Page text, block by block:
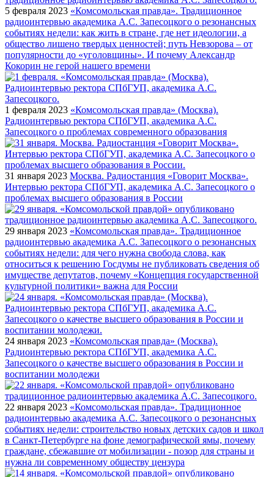
5 февраля 2023 «Комсомольская правда». Традиционное
радиоинтервью академика А.С. Запесоцкого о резонансных
событиях недели: как жить в стране, где нет идеологии, а
общество лишено твердых ценностей; путь Невзорова – от
популярности до «уголовщины». И почему Александр
Кокорин не герой нашего времени
1 февраля 2023 «Комсомольская правда» (Москва).
Радиоинтервью ректора СПбГУП, академика А.С.
Запесоцкого о проблемах современного образования
31 января 2023 Москва. Радиостанция «Говорит Москва».
Интервью ректора СПбГУП, академика А.С. Запесоцкого о
проблемах высшего образования в России
29 января 2023 «Комсомольская правда». Традиционное
радиоинтервью академика А.С. Запесоцкого о резонансных
событиях недели: для чего нужна свобода слова, как
относиться к решению Госдумы не публиковать сведения об
имуществе депутатов, почему «Концепция государственной
культурной политики» важна для России
24 января 2023 «Комсомольская правда» (Москва).
Радиоинтервью ректора СПбГУП, академика А.С.
Запесоцкого о качестве высшего образования в России и
воспитании молодежи
22 января 2023 «Комсомольская правда». Традиционное
радиоинтервью академика А.С. Запесоцкого о резонансных
событиях недели: строительство новых детских садов и школ
в Санкт-Петербурге на фоне демографической ямы, почему
граждане, сбежавшие от мобилизации - позор для страны и
нужна ли современному обществу цензура